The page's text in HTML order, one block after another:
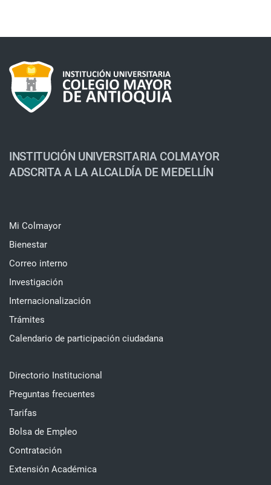
INSTITUCIÓN UNIVERSITARIA COLMAYOR
ADSCRITA A LA ALCALDÍA DE MEDELLÍN
Mi Colmayor
Bienestar
Correo interno
Investigación
Internacionalización
Trámites
Calendario de participación ciudadana
Directorio Institucional
Preguntas frecuentes
Tarifas
Bolsa de Empleo
Contratación
Extensión Académica